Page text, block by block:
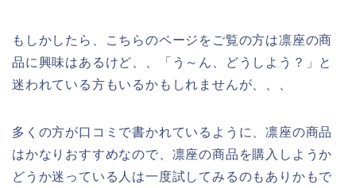
もしかしたら、こちらのページをご覧の方は凛座の商
品に興味はあるけど、、「う～ん、どうしよう？」と
迷われている方もいるかもしれませんが、、、
多くの方が口コミで書かれているように、凛座の商品
はかなりおすすめなので、凛座の商品を購入しようか
どうか迷っている人は一度試してみるのもありかもで